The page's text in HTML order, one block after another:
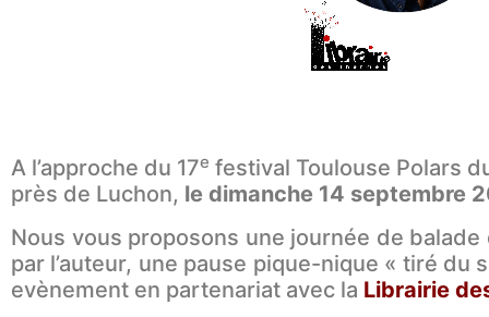
A l’approche du 17e festival Toulouse Polars
près de Luchon, le dimanche 14 septembre
Nous vous proposons une journée de
par l’auteur, une pause pique-nique « tiré
evènement en partenariat avec la Librairie